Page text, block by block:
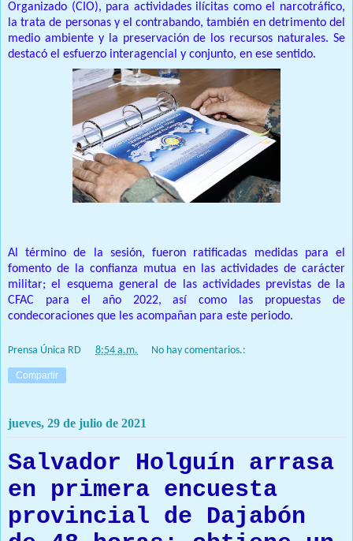
Organizado (CIO), para actividades ilícitas como el narcotráfico,
la trata de personas y el contrabando, también en detrimento del
medio ambiente y la preservación de los recursos naturales. Se
destacó el esfuerzo interagencial y conjunto, en ese sentido.
Al término de la sesión, fueron ratificadas medidas para el
fomento de la confianza mutua en las actividades de carácter
militar; el esquema general de las actividades previstas de la
CFAC para el año 2022, así como las propuestas de
condecoraciones que les acompañan para este periodo.
Prensa Única RD 8:54 a.m. No hay comentarios.:
Compartir
jueves, 29 de julio de 2021
Salvador Holguín arrasa
en primera encuesta
provincial de Dajabón